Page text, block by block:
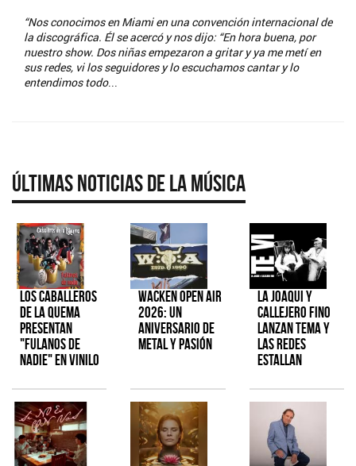
“Nos conocimos en Miami en una convención internacional de
la discográfica. Él se acercó y nos dijo: “En hora buena, por
nuestro show. Dos niñas empezaron a gritar y ya me metí en
sus redes, vi los seguidores y lo escuchamos cantar y lo
entendimos todo...
Últimas Noticias de la Música
Los Caballeros
de la Quema
presentan
"Fulanos de
Nadie" en vinilo
Wacken Open Air
2026: Un
aniversario de
metal y pasión
La Joaqui y
Callejero Fino
lanzan tema y
las redes
estallan